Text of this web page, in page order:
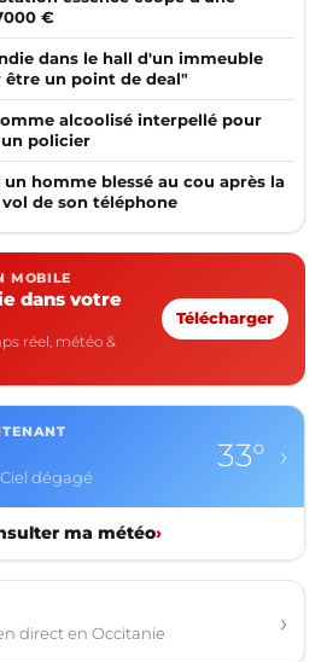
€
dans le hall d'un immeuble
un point de deal"
alcoolisé interpellé pour
policier
homme blessé au cou après la
de son téléphone
MOBILE
dans votre
réel, météo &
Télécharger
dégagé
33° ›
ma météo›
direct en Occitanie ›